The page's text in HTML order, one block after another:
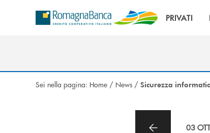
PRIVATI
Sei nella pagina: Home / News / Sicurezza
03